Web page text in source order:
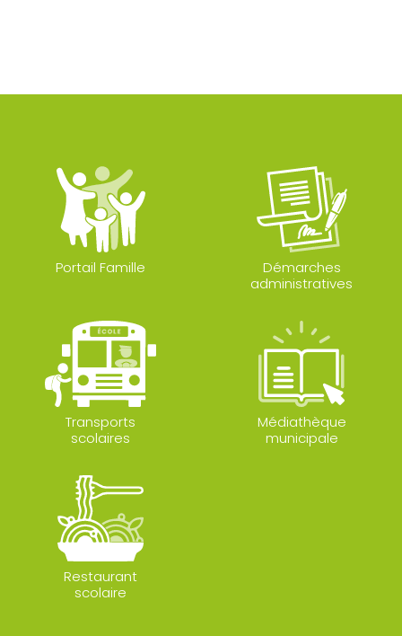
Portail Famille
Démarches
administratives
Transports
scolaires
Médiathèque
municipale
Restaurant
scolaire